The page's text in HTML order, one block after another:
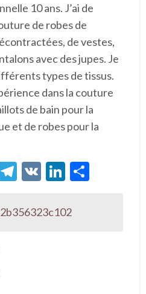
10 ans. J’ai de
de robes de
de vestes,
avec des jupes. Je
types de tissus.
dans la couture
de bain pour la
et de robes pour la
T
e
V Li
ke
P